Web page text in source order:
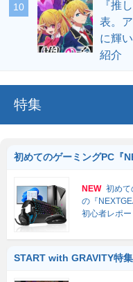
『推
表。
に輝
紹介
特集
初めてのゲーミングPC『
NEW 初めて
の『
初心者レポー
START with GRAVITY特集